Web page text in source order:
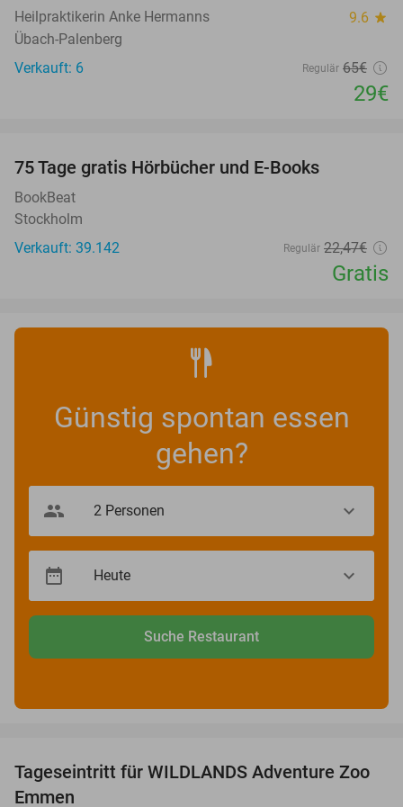
Heilpraktikerin Anke Hermanns 9.6 star
Übach-Palenberg
Verkauft: 6
Regulär 65€
29€
75 Tage gratis Hörbücher und E-Books
BookBeat
Stockholm
Verkauft: 39.142
Regulär 22,47€
Gratis
Günstig spontan essen
gehen?
Suche Restaurant
24%
Tageseintritt für WILDLANDS Adventure Zoo
Emmen